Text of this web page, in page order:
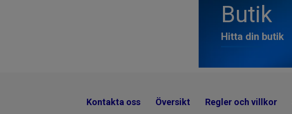
Butik
Hitta din butik
Kontakta oss Översikt Regler och villkor